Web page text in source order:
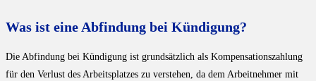
Was ist eine Abfindung bei Kündigung?
Die Abfindung bei Kündigung ist grundsätzlich als Kompensationszahlung
für den Verlust des Arbeitsplatzes zu verstehen, da dem Arbeitnehmer mit